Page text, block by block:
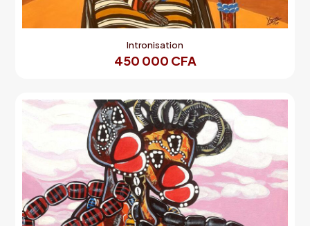
Intronisation
450 000 CFA